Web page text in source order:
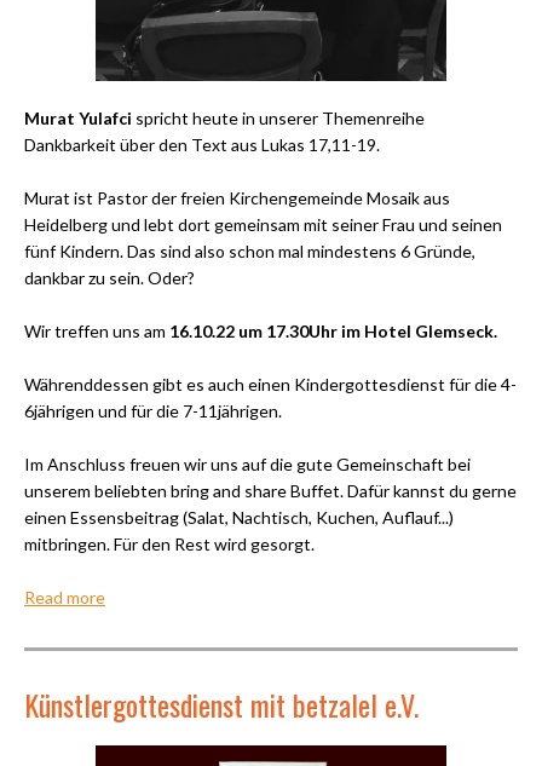
Murat Yulafci spricht heute in unserer Themenreihe
Dankbarkeit über den Text aus Lukas 17,11-19.
Murat ist Pastor der freien Kirchengemeinde Mosaik aus
Heidelberg und lebt dort gemeinsam mit seiner Frau und seinen
fünf Kindern. Das sind also schon mal mindestens 6 Gründe,
dankbar zu sein. Oder?
Wir treffen uns am 16.10.22 um 17.30Uhr im Hotel Glemseck.
Währenddessen gibt es auch einen Kindergottesdienst für die 4-
6jährigen und für die 7-11jährigen.
Im Anschluss freuen wir uns auf die gute Gemeinschaft bei
unserem beliebten bring and share Buffet. Dafür kannst du gerne
einen Essensbeitrag (Salat, Nachtisch, Kuchen, Auflauf...)
mitbringen. Für den Rest wird gesorgt.
Read more
Künstlergottesdienst mit betzalel e.V.